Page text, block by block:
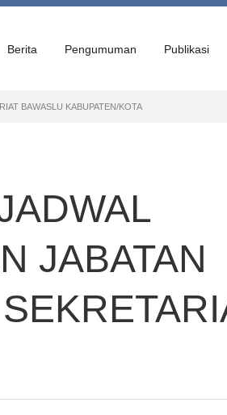
Berita Pengumuman Publikasi
BAWASLU KABUPATEN/KOTA
JABATAN